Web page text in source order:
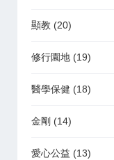
顯教 (20)
修行園地 (19)
醫學保健 (18)
金剛 (14)
愛心公益 (13)